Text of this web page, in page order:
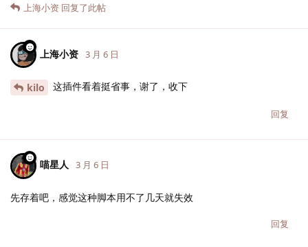
上海小资 回复了此帖
上海小资 3 月 6 日
kilo 这插件看着挺省事，谢了，收下
回复
喵星人 3 月 6 日
先存着吧，感觉这种脚本用不了几天就失效
回复